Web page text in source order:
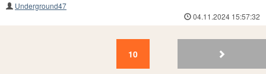
Underground47
04.11.2024 15:57:32
6 5 4 3 2 1
10